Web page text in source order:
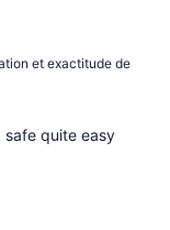
et exactitude de
safe quite easy